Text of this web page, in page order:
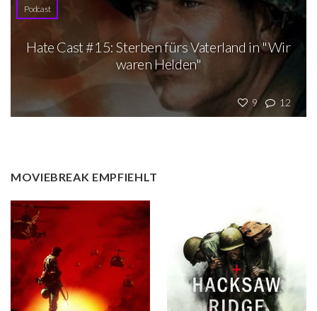
Podcast
9 12
Hate Cast #15: Sterben fürs Vaterland in "Wir
waren Helden"
MOVIEBREAK EMPFIEHLT